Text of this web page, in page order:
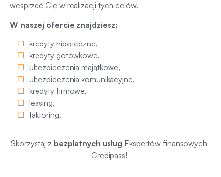
wesprzeć Cię w realizacji tych celów.
W naszej ofercie znajdziesz:
kredyty hipoteczne,
kredyty gotówkowe,
ubezpieczenia majątkowe,
ubezpieczenia komunikacyjne,
kredyty firmowe,
leasing,
faktoring.
Skorzystaj z bezpłatnych usług Ekspertów finansowych
Credipass!